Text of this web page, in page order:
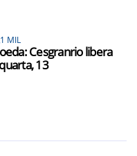
MIL
Cesgranrio libera
13